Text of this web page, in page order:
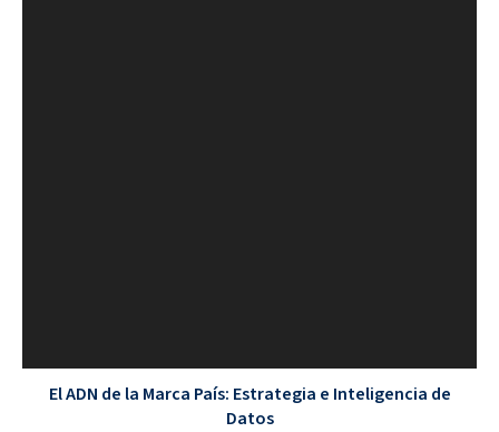
El ADN de la Marca País: Estrategia e Inteligencia de
Datos